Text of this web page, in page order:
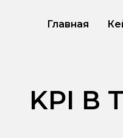
Главная
KPI В